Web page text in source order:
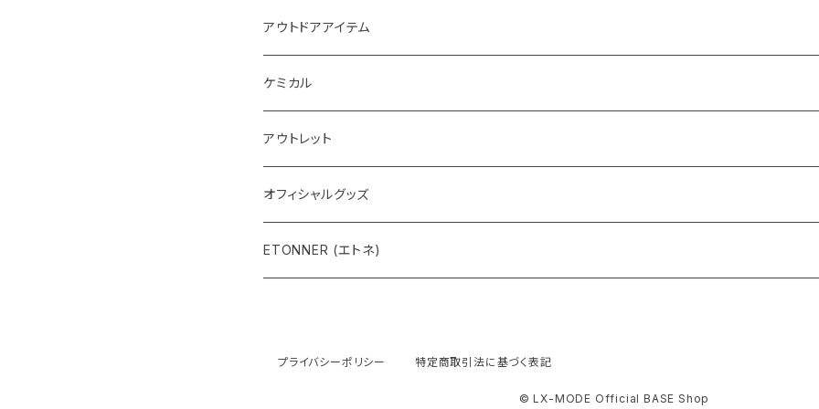
インテリア系LED
アウトドアアイテム
ケミカル
アウトレット
オフィシャルグッズ
ETONNER (エトネ)
プライバシーポリシー 特定商取引法に基づく表記
© LX-MODE Official BASE Shop